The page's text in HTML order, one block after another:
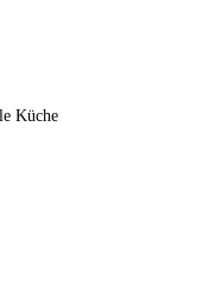
Küche